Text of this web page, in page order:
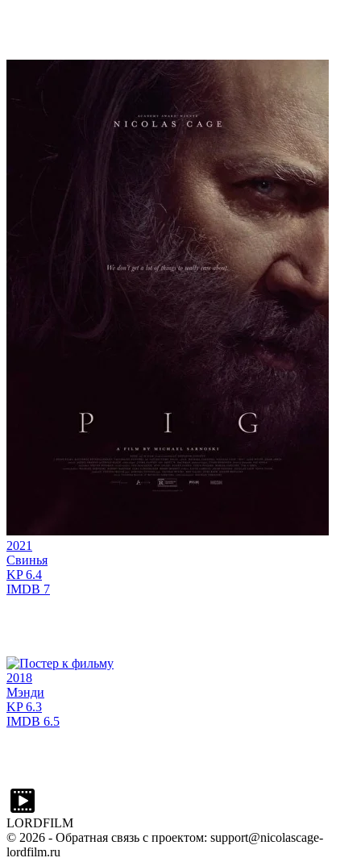
2021
Свинья
KP6.4
IMDB 7
2018
Мэнди
KP6.3
IMDB 6.5
LORDFILM
© 2026 - Обратная связь с проектом: support@nicolascage-
lordfilm.ru